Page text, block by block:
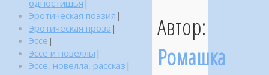
Автор:
Ромашка
одностишья |
Эротическая поэзия |
Эротическая проза |
Эссе |
Эссе и новеллы |
Эссе, новелла, рассказ |